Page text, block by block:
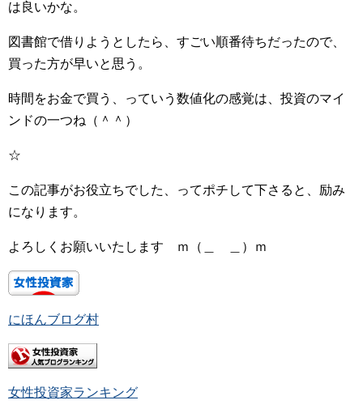
は良いかな。
図書館で借りようとしたら、すごい順番待ちだったので、
買った方が早いと思う。
時間をお金で買う、っていう数値化の感覚は、投資のマイ
ンドの一つね（＾＾）
☆
この記事がお役立ちでした、ってポチして下さると、励み
になります。
よろしくお願いいたします ｍ（＿ ＿）ｍ
にほんブログ村
女性投資家ランキング